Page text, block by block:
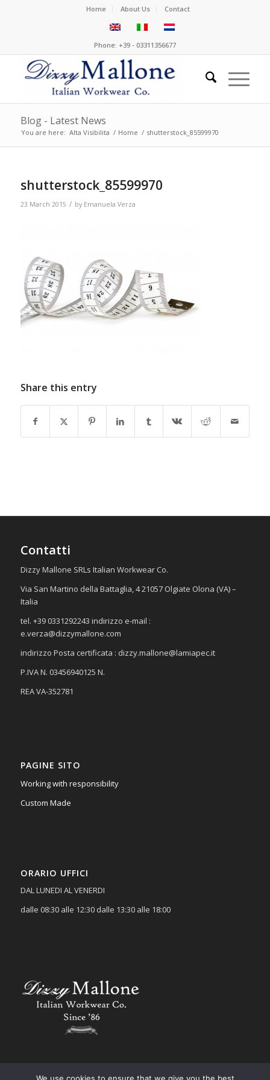
Home About Us Contact
Phone: +39 - 03311356677
Blog - Latest News
You are here: Alta Visibilita / Home / shutterstock_85599970
shutterstock_85599970
23 March 2015 / by Emanuela Verza
Share this entry
Contatti
Dizzy Mallone SRLs Italian Workwear Co.
Via San Martino della Battaglia, 4 21057 Olgiate Olona (VA) –
Italia
tel. +39 0331292243 indirizzo e-mail :
e.verza@dizzymallone.com
indirizzo Posta certificata : dizzy.mallone@lamiapec.it
P.IVA N. 03456940125 N.
REA VA-352781
PAGINE SITO
Working with responsibility
Custom Made
ORARIO UFFICI
DAL LUNEDI AL VENERDI
dalle 08:30 alle 12:30 dalle 13:30 alle 18:00